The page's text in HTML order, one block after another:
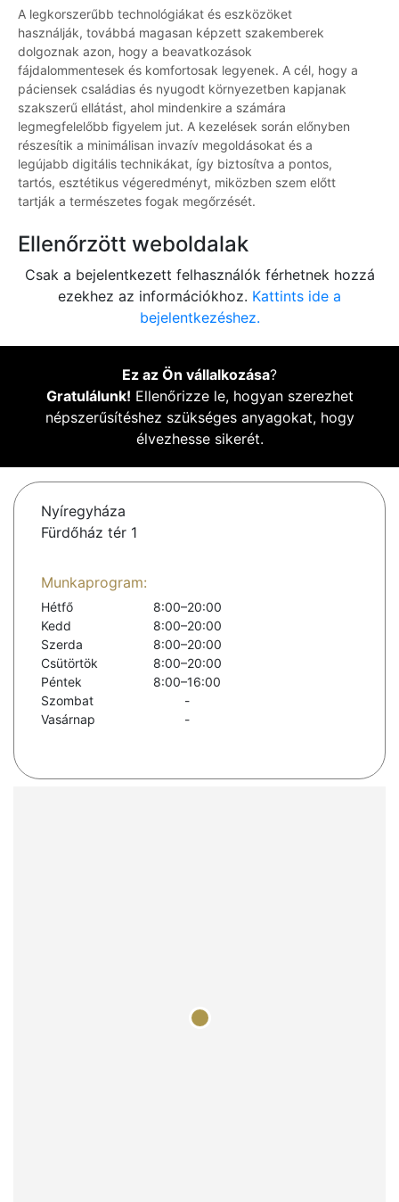
A legkorszerűbb technológiákat és eszközöket
használják, továbbá magasan képzett szakemberek
dolgoznak azon, hogy a beavatkozások
fájdalommentesek és komfortosak legyenek. A cél, hogy a
páciensek családias és nyugodt környezetben kapjanak
szakszerű ellátást, ahol mindenkire a számára
legmegfelelőbb figyelem jut. A kezelések során előnyben
részesítik a minimálisan invazív megoldásokat és a
legújabb digitális technikákat, így biztosítva a pontos,
tartós, esztétikus végeredményt, miközben szem előtt
tartják a természetes fogak megőrzését.
Ellenőrzött weboldalak
Csak a bejelentkezett felhasználók férhetnek hozzá
ezekhez az információkhoz. Kattints ide a
bejelentkezéshez.
Ez az Ön vállalkozása?
Gratulálunk! Ellenőrizze le, hogyan szerezhet
népszerűsítéshez szükséges anyagokat, hogy
élvezhesse sikerét.
Nyíregyháza
Fürdőház tér 1
Munkaprogram:
Hétfő
8:00–20:00
Kedd
8:00–20:00
Szerda
8:00–20:00
Csütörtök
8:00–20:00
Péntek
8:00–16:00
Szombat
-
Vasárnap
-